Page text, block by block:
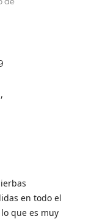
en todo el
que es muy